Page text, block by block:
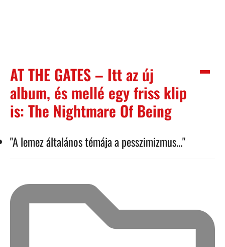
AT THE GATES – Itt az új
album, és mellé egy friss klip
is: The Nightmare Of Being
"A lemez általános témája a pesszimizmus..."